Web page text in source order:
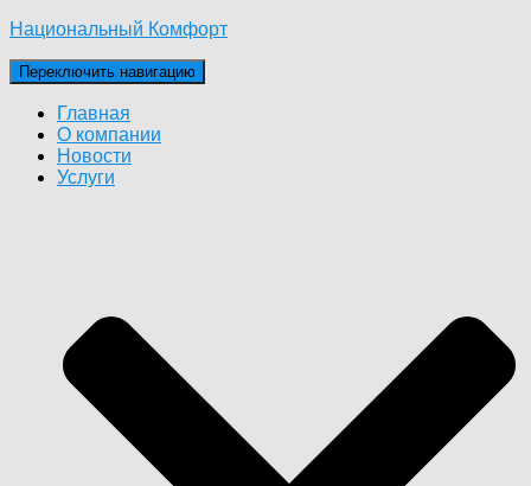
Национальный Комфорт
Переключить навигацию
Главная
О компании
Новости
Услуги